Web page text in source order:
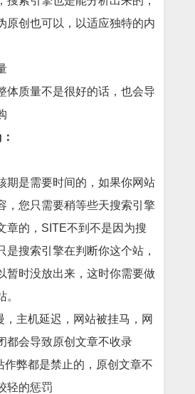
原创也可以，以适应独特的内
体质量不是很好的话，也会导
期是需要时间的，如果你网站
，您只需要稍等些天搜索引擎
章的，SITE不到不是因为搜
是搜索引擎在判断你这个站，
暂时没放出来，这时你需要做
，主机延迟，网站被挂马，网
都会导致原创文章不收录
作弊都是禁止的，原创文章不
轻的惩罚